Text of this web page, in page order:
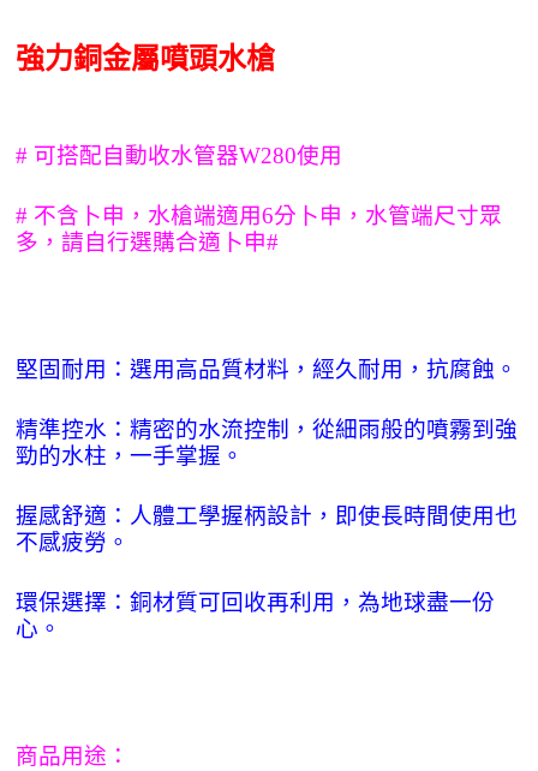
強力銅金屬噴頭水槍
# 可搭配自動收水管器W280使用
# 不含卜申，水槍端適用6分卜申，水管端尺寸眾
多，請自行選購合適卜申#
堅固耐用：選用高品質材料，經久耐用，抗腐蝕。
精準控水：精密的水流控制，從細雨般的噴霧到強
勁的水柱，一手掌握。
握感舒適：人體工學握柄設計，即使長時間使用也
不感疲勞。
環保選擇：銅材質可回收再利用，為地球盡一份
心。
商品用途：